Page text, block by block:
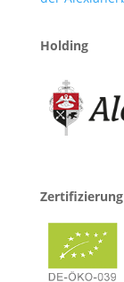
Holding
Zertifizierung